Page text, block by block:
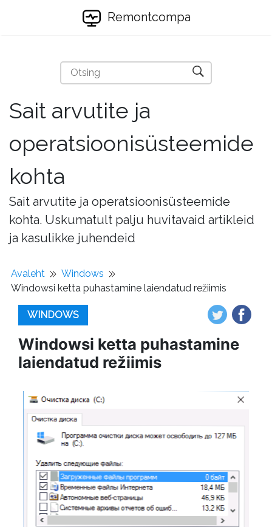
Remontcompa
Sait arvutite ja
operatsioonisüsteemide
kohta
Sait arvutite ja operatsioonisüsteemide
kohta. Uskumatult palju huvitavaid artikleid
ja kasulikke juhendeid
Avaleht
Windows
Windowsi ketta puhastamine laiendatud režiimis
WINDOWS
Windowsi ketta puhastamine
laiendatud režiimis